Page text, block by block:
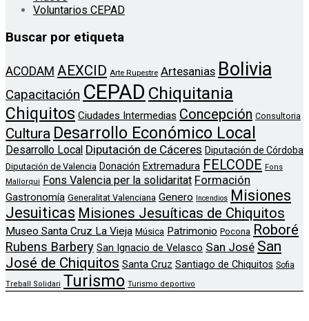
Voluntarios CEPAD
Buscar por etiqueta
ACODAM AEXCID Arte Rupestre Artesanias Bolivia
Capacitación CEPAD Chiquitania
Chiquitos Ciudades Intermedias Concepción Consultoria
Cultura Desarrollo Económico Local
Desarrollo Local Diputación de Cáceres Diputación de Córdoba
Diputación de Valencia Donación Extremadura FELCODE Fons
Mallorqui Fons Valencia per la solidaritat Formación
Gastronomía Generalitat Valenciana Genero Incendios Misiones
Jesuiticas Misiones Jesuíticas de Chiquitos
Museo Santa Cruz La Vieja Música Patrimonio Pocona Roboré
Rubens Barbery San Ignacio de Velasco San José San
José de Chiquitos Santa Cruz Santiago de Chiquitos Sofia
Treball Solidari Turismo Turismo deportivo